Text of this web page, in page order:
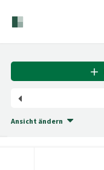
Ansicht ändern